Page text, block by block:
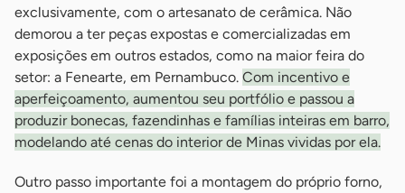
exclusivamente, com o artesanato de cerâmica. Não
demorou a ter peças expostas e comercializadas em
exposições em outros estados, como na maior feira do
setor: a Fenearte, em Pernambuco. Com incentivo e
aperfeiçoamento, aumentou seu portfólio e passou a
produzir bonecas, fazendinhas e famílias inteiras em barro,
modelando até cenas do interior de Minas vividas por ela.
Outro passo importante foi a montagem do próprio forno,